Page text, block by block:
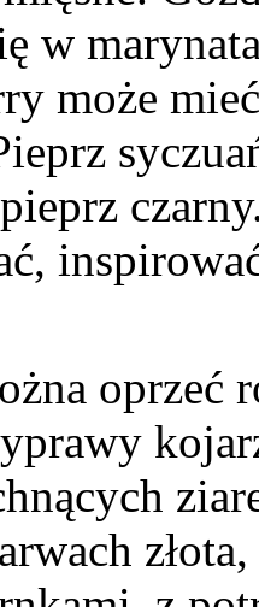
w
może
oprzeć